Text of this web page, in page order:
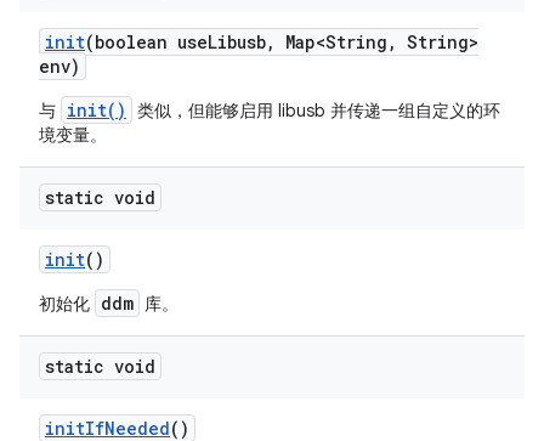
init(boolean useLibusb, Map<String , String>
env)
与 init()
类似，但能够启用 libusb 并传递一组自定义的环
境变量。
static void
init()
初始化 ddm 库。
static void
initIfNeeded()